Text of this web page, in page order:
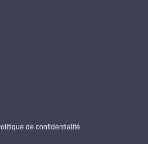
de confidentialité